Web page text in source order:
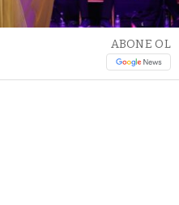
ABONE OL